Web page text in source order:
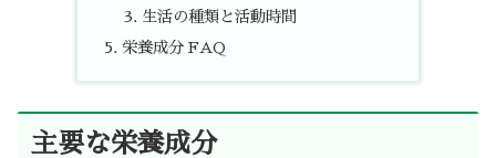
生活の種類と活動時間
栄養成分 FAQ
主要な栄養成分